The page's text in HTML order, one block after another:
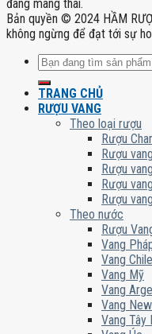
đang mang thai.
Bản quyền © 2024 HẦM
không ngừng để đạt tới sự
Tìm
kiếm:
TRANG CHỦ
RƯỢU VANG
Theo loại rượu
Rượu
Rượu
Rượu
Rượu
Rượu
Theo nước
Rượu
Vang
Vang Chile
Vang Mỹ
Vang
Vang
Vang Tây